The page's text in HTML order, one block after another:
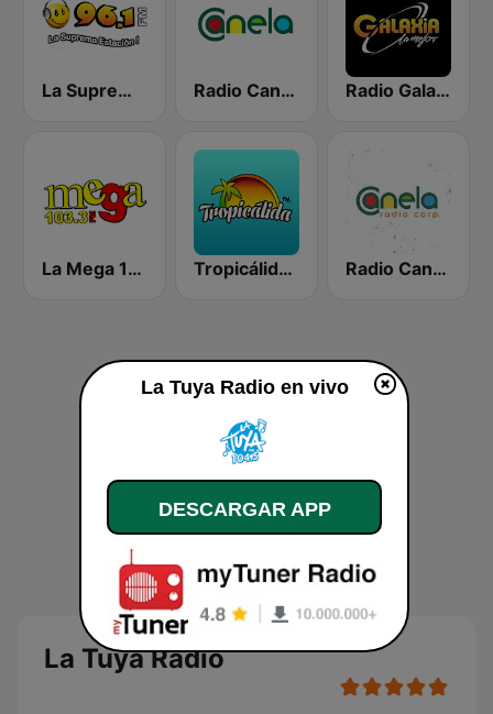
La Suprema Estacion 96.1 FM Radio Canela Azuay Radio Galaxia
La Mega 103.3 FM Tropicálida FM Radio Canela Quito
La Tuya Radio
La Tuya Radio en vivo
DESCARGAR APP